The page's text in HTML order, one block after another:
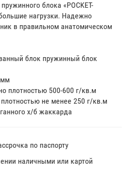
блока «POCKET-
нагрузки. Надежно
в правильном анатомическом
блок пружинный блок
мм
плотностью 500-600 г/кв.м
не менее 250 г/кв.м
х/б жаккарда
по паспорту
наличными или картой